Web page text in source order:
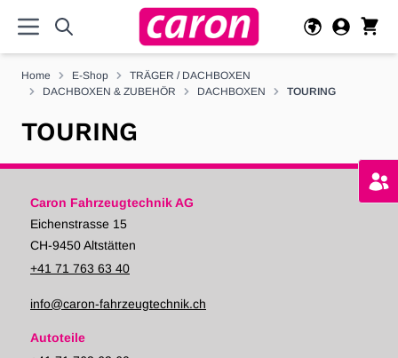
Home E-Shop
TRÄGER / DACHBOXEN
DACHBOXEN & ZUBEHÖR
DACHBOXEN TOURING
TOURING
Caron Fahrzeugtechnik AG
Eichenstrasse 15
CH-9450 Altstätten
+41 71 763 63 40
info@caron-fahrzeugtechnik.ch
Autoteile